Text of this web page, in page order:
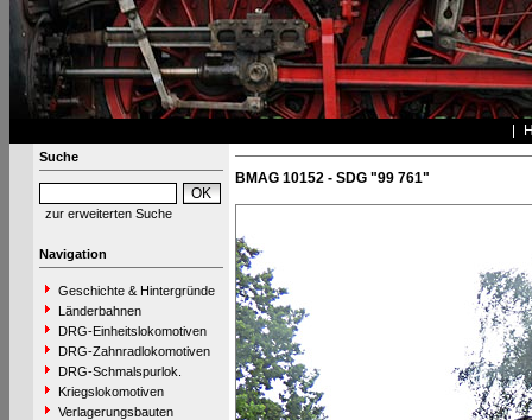
Suche
zur erweiterten Suche
Navigation
Geschichte & Hintergründe
Länderbahnen
DRG-Einheitslokomotiven
DRG-Zahnradlokomotiven
DRG-Schmalspurlok.
Kriegslokomotiven
Verlagerungsbauten
BMAG 10152 - SDG "99 761"